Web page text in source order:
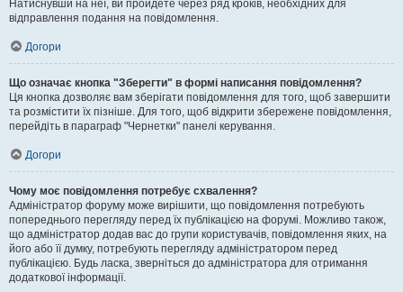
Натиснувши на неї, ви пройдете через ряд кроків, необхідних для
відправлення подання на повідомлення.
Догори
Що означає кнопка "Зберегти" в формі написання повідомлення?
Ця кнопка дозволяє вам зберігати повідомлення для того, щоб завершити
та розмістити їх пізніше. Для того, щоб відкрити збережене повідомлення,
перейдіть в параграф "Чернетки" панелі керування.
Догори
Чому моє повідомлення потребує схвалення?
Адміністратор форуму може вирішити, що повідомлення потребують
попереднього перегляду перед їх публікацією на форумі. Можливо також,
що адміністратор додав вас до групи користувачів, повідомлення яких, на
його або її думку, потребують перегляду адміністратором перед
публікацією. Будь ласка, зверніться до адміністратора для отримання
додаткової інформації.